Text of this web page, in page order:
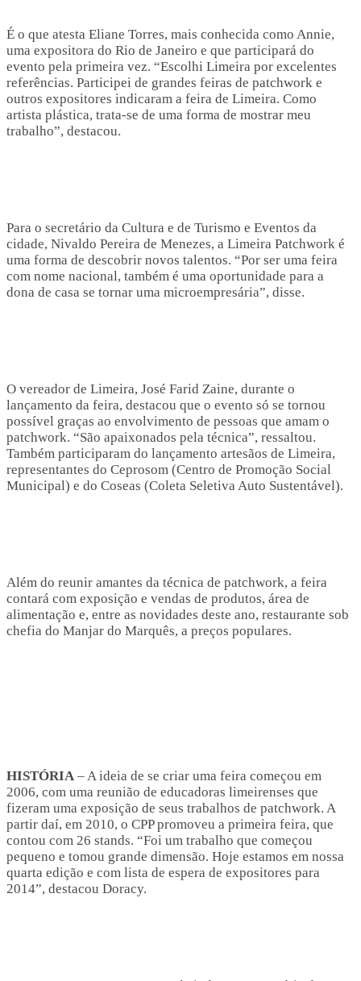
É o que atesta Eliane Torres, mais conhecida como Annie,
uma expositora do Rio de Janeiro e que participará do
evento pela primeira vez. “Escolhi Limeira por excelentes
referências. Participei de grandes feiras de patchwork e
outros expositores indicaram a feira de Limeira. Como
artista plástica, trata-se de uma forma de mostrar meu
trabalho”, destacou.
Para o secretário da Cultura e de Turismo e Eventos da
cidade, Nivaldo Pereira de Menezes, a Limeira Patchwork é
uma forma de descobrir novos talentos. “Por ser uma feira
com nome nacional, também é uma oportunidade para a
dona de casa se tornar uma microempresária”, disse.
O vereador de Limeira, José Farid Zaine, durante o
lançamento da feira, destacou que o evento só se tornou
possível graças ao envolvimento de pessoas que amam o
patchwork. “São apaixonados pela técnica”, ressaltou.
Também participaram do lançamento artesãos de Limeira,
representantes do Ceprosom (Centro de Promoção Social
Municipal) e do Coseas (Coleta Seletiva Auto Sustentável).
Além do reunir amantes da técnica de patchwork, a feira
contará com exposição e vendas de produtos, área de
alimentação e, entre as novidades deste ano, restaurante sob
chefia do Manjar do Marquês, a preços populares.
HISTÓRIA – A ideia de se criar uma feira começou em
2006, com uma reunião de educadoras limeirenses que
fizeram uma exposição de seus trabalhos de patchwork. A
partir daí, em 2010, o CPP promoveu a primeira feira, que
contou com 26 stands. “Foi um trabalho que começou
pequeno e tomou grande dimensão. Hoje estamos em nossa
quarta edição e com lista de espera de expositores para
2014”, destacou Doracy.